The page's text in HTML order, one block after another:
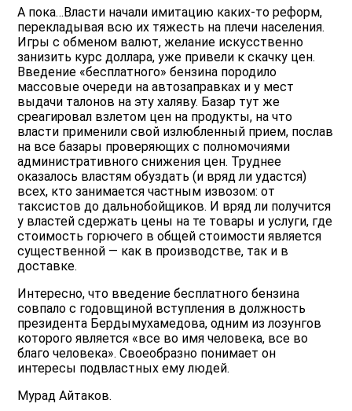
А пока…Власти начали имитацию каких-то реформ,
перекладывая всю их тяжесть на плечи населения.
Игры с обменом валют, желание искусственно
занизить курс доллара, уже привели к скачку цен.
Введение «бесплатного» бензина породило
массовые очереди на автозаправках и у мест
выдачи талонов на эту халяву. Базар тут же
среагировал взлетом цен на продукты, на что
власти применили свой излюбленный прием, послав
на все базары проверяющих с полномочиями
административного снижения цен. Труднее
оказалось властям обуздать (и вряд ли удастся)
всех, кто занимается частным извозом: от
таксистов до дальнобойщиков. И вряд ли получится
у властей сдержать цены на те товары и услуги, где
стоимость горючего в общей стоимости является
существенной — как в производстве, так и в
доставке.
Интересно, что введение бесплатного бензина
совпало с годовщиной вступления в должность
президента Бердымухамедова, одним из лозунгов
которого является «все во имя человека, все во
благо человека». Своеобразно понимает он
интересы подвластных ему людей.
Мурад Айтаков.